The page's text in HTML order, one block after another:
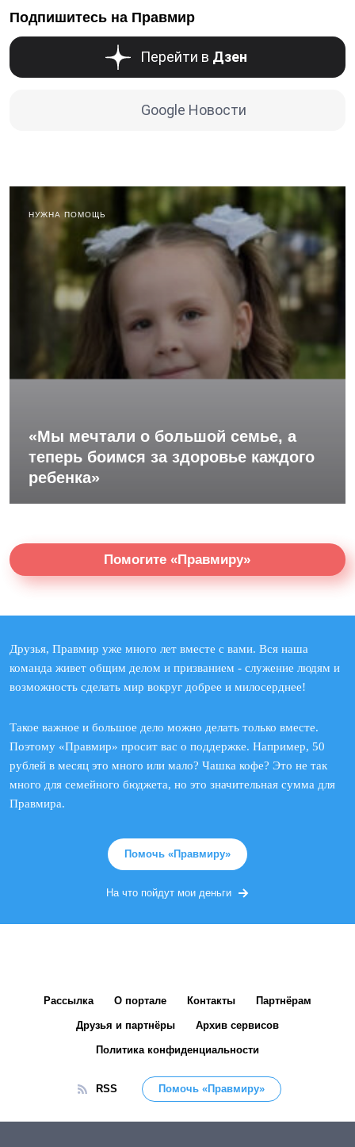
Подпишитесь на Правмир
Перейти в Дзен
Google Новости
НУЖНА ПОМОЩЬ
«Мы мечтали о большой семье, а
теперь боимся за здоровье каждого
ребенка»
Помогите «Правмиру»
Друзья, Правмир уже много лет вместе с вами. Вся наша
команда живет общим делом и призванием - служение людям и
возможность сделать мир вокруг добрее и милосерднее!
Такое важное и большое дело можно делать только вместе.
Поэтому «Правмир» просит вас о поддержке. Например, 50
рублей в месяц это много или мало? Чашка кофе? Это не так
много для семейного бюджета, но это значительная сумма для
Правмира.
Помочь «Правмиру»
На что пойдут мои деньги
Рассылка О портале Контакты Партнёрам
Друзья и партнёры Архив сервисов
Политика конфиденциальности
RSS Помочь «Правмиру»